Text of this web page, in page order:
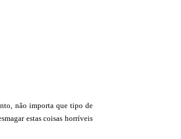
não importa que tipo de
estas coisas horríveis